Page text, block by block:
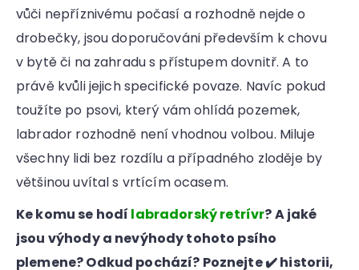
vůči nepříznivému počasí a rozhodně nejde o
drobečky, jsou doporučováni především k chovu
v bytě či na zahradu s přístupem dovnitř. A to
právě kvůli jejich specifické povaze. Navíc pokud
toužíte po psovi, který vám ohlídá pozemek,
labrador rozhodně není vhodnou volbou. Miluje
všechny lidi bez rozdílu a případného zloděje by
většinou uvítal s vrtícím ocasem.
Ke komu se hodí labradorský retrívr? A jaké
jsou výhody a nevýhody tohoto psího
plemene? Odkud pochází? Poznejte ✔️ historii,